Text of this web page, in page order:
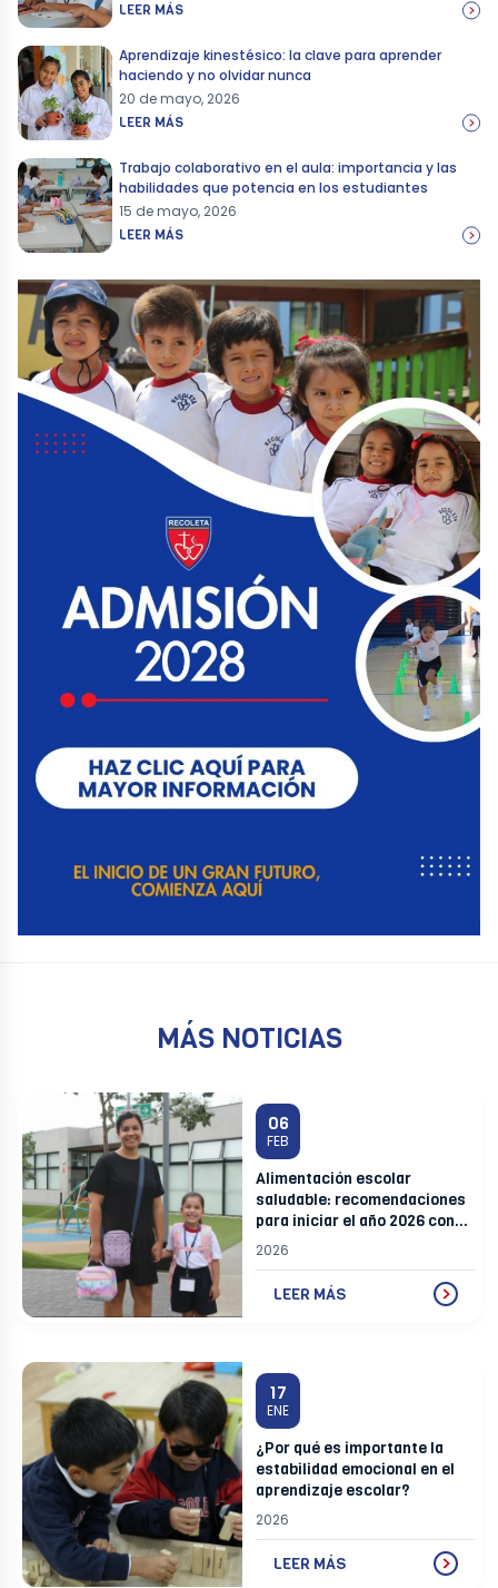
LEER MÁS
Aprendizaje kinestésico: la clave para aprender
haciendo y no olvidar nunca
20 de mayo, 2026
LEER MÁS
Trabajo colaborativo en el aula: importancia y las
habilidades que potencia en los estudiantes
15 de mayo, 2026
LEER MÁS
MÁS NOTICIAS
06
FEB
Alimentación escolar
saludable: recomendaciones
para iniciar el año 2026 con
buenos hábitos
2026
LEER MÁS
17
ENE
¿Por qué es importante la
estabilidad emocional en el
aprendizaje escolar?
2026
LEER MÁS